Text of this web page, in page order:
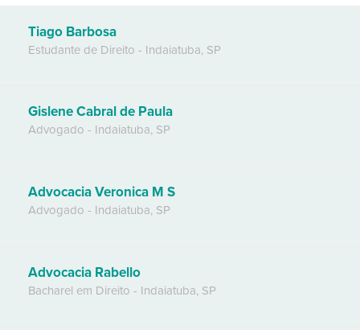
Tiago Barbosa
Estudante de Direito - Indaiatuba, SP
Gislene Cabral de Paula
Advogado - Indaiatuba, SP
Advocacia Veronica M S
Advogado - Indaiatuba, SP
Advocacia Rabello
Bacharel em Direito - Indaiatuba, SP